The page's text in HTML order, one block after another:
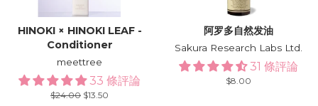
HINOKI × HINOKI LEAF -
Conditioner
meettree
33 條評論
Regular
$24.00 Sale
$13.50
阿罗多自然发油
Sakura Research Labs Ltd.
31 條評論
Regular
$8.00